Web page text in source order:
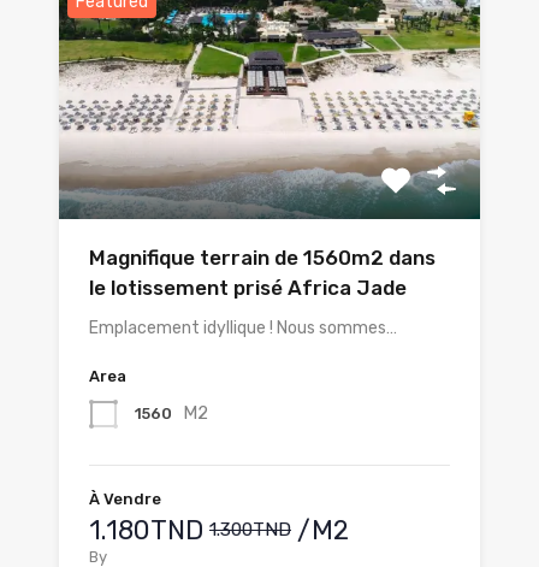
Magnifique terrain de 1560m2 dans
le lotissement prisé Africa Jade
Emplacement idyllique ! Nous sommes…
Area
1560 M2
À Vendre
1.180TND 1.300TND /M2
By